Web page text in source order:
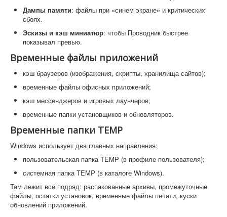
Дампы памяти: файлы при «синем экране» и критических
сбоях.
Эскизы и кэш миниатюр: чтобы Проводник быстрее
показывал превью.
Временные файлы приложений
кэш браузеров (изображения, скрипты, хранилища сайтов);
временные файлы офисных приложений;
кэш мессенджеров и игровых лаунчеров;
временные папки установщиков и обновляторов.
Временные папки TEMP
Windows использует два главных направления:
пользовательская папка TEMP (в профиле пользователя);
системная папка TEMP (в каталоге Windows).
Там лежит всё подряд: распакованные архивы, промежуточные
файлы, остатки установок, временные файлы печати, куски
обновлений приложений.